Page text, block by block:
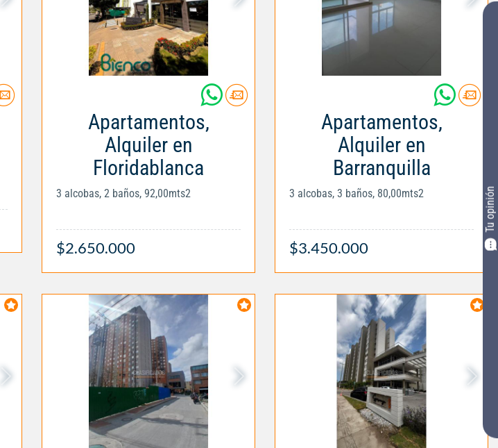
Tu opinión
Apartamentos,
Alquiler en
Floridablanca
3 alcobas, 2 baños, 92,00mts2
$2.650.000
Apartamentos,
Alquiler en
Barranquilla
3 alcobas, 3 baños, 80,00mts2
$3.450.000